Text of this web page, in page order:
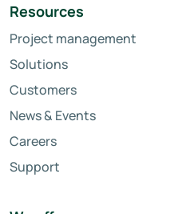
Resources
Project management
Solutions
Customers
News & Events
Careers
Support